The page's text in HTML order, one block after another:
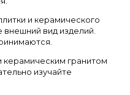
и керамического
внешний вид изделий.
керамическим гранитом
изучайте